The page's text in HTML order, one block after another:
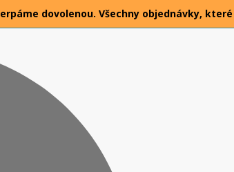
dovolenou. Všechny objednávky,